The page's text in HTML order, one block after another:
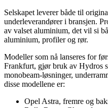
Selskapet leverer både til
underleverandører i bransjen.
av valset aluminium, det vil si
aluminium, profiler og rør.
Modeller som nå lanseres for
Frankfurt, gjør bruk av Hydros
monobeam-løsninger,
disse modellene er:
Opel Astra, fremre og